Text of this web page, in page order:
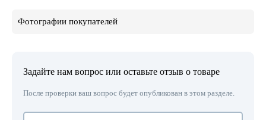
Фотографии покупателей
Задайте нам вопрос или оставьте отзыв о товаре
После проверки ваш вопрос будет опубликован в этом разделе.